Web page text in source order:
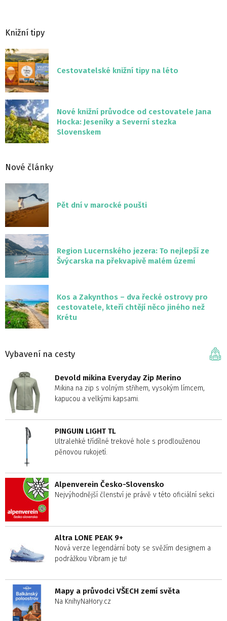
Knižní tipy
Cestovatelské knižní tipy na léto
Nové knižní průvodce od cestovatele Jana
Hocka: Jeseníky a Severní stezka
Slovenskem
Nové články
Pět dní v marocké poušti
Region Lucernského jezera: To nejlepší ze
Švýcarska na překvapivě malém území
Kos a Zakynthos – dva řecké ostrovy pro
cestovatele, kteří chtějí něco jiného než
Krétu
Vybavení na cesty
Devold mikina Everyday Zip Merino
Mikina na zip s volným střihem, vysokým límcem,
kapucou a velkými kapsami.
PINGUIN LIGHT TL
Ultralehké třídílné trekové hole s prodlouženou
pěnovou rukojetí.
Alpenverein Česko-Slovensko
Nejvýhodnější členství je právě v této oficiální sekci
Altra LONE PEAK 9+
Nová verze legendární boty se svěžím designem a
podrážkou Vibram je tu!
Mapy a průvodci VŠECH zemí světa
Na KnihyNaHory.cz